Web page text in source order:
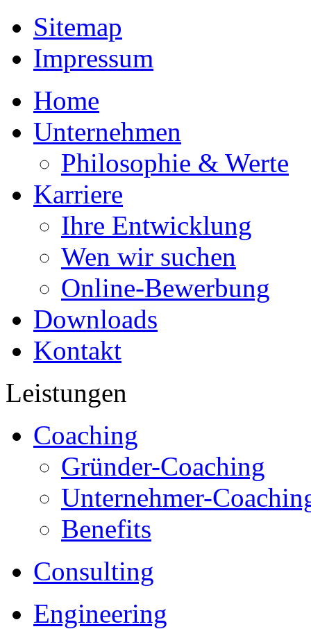
Sitemap
Impressum
Home
Unternehmen
Philosophie & Werte
Karriere
Ihre Entwicklung
Wen wir suchen
Online-Bewerbung
Downloads
Kontakt
Leistungen
Coaching
Gründer-Coaching
Unternehmer-
Benefits
Consulting
Engineering